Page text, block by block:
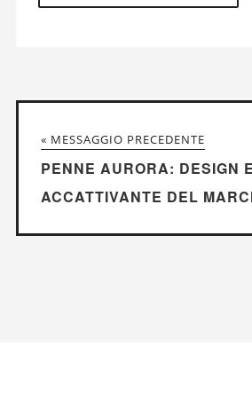
« MESSAGGIO PRECEDENTE
PENNE AURORA: DESIGN
ACCATTIVANTE DEL